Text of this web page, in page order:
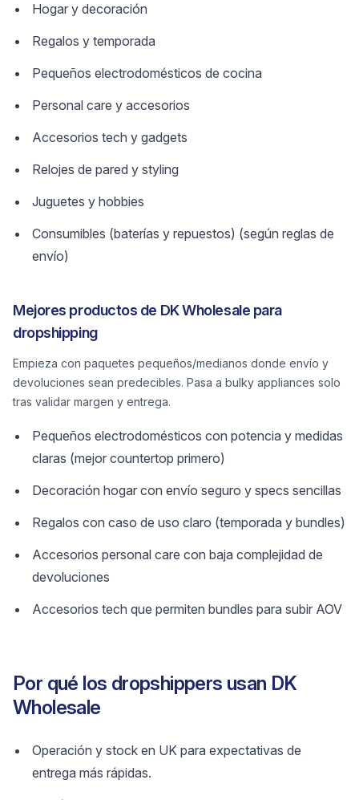
Hogar y decoración
Regalos y temporada
Pequeños electrodomésticos de cocina
Personal care y accesorios
Accesorios tech y gadgets
Relojes de pared y styling
Juguetes y hobbies
Consumibles (baterías y repuestos) (según reglas de
envío)
Mejores productos de DK Wholesale para
dropshipping
Empieza con paquetes pequeños/medianos donde envío y
devoluciones sean predecibles. Pasa a bulky appliances solo
tras validar margen y entrega.
Pequeños electrodomésticos con potencia y medidas
claras (mejor countertop primero)
Decoración hogar con envío seguro y specs sencillas
Regalos con caso de uso claro (temporada y bundles)
Accesorios personal care con baja complejidad de
devoluciones
Accesorios tech que permiten bundles para subir AOV
Por qué los dropshippers usan DK
Wholesale
Operación y stock en UK para expectativas de
entrega más rápidas.